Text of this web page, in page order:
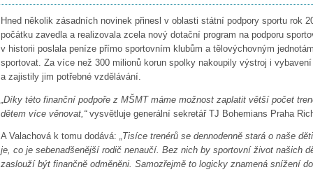
Hned několik zásadních novinek přinesl v oblasti státní podpory sportu rok
počátku zavedla a realizovala zcela nový dotační program na podporu
v historii poslala peníze přímo sportovním klubům a tělovýchovným
sportovat. Za více než 300 milionů korun spolky nakoupily výstroj i
a zajistily jim potřebné vzdělávání.
„Díky této finanční podpoře z MŠMT máme možnost zaplatit větší počet
dětem více věnovat,“vysvětluje generální sekretář TJ Bohemians Praha
A Valachová k tomu dodává: „Tisíce trenérů se dennodenně stará o naše
je, co je sebenadšenější rodič nenaučí. Bez nich by sportovní život našich
zaslouží být finančně odměněni. Samozřejmě to logicky znamená snížení